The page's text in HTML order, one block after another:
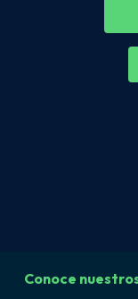
Conoce